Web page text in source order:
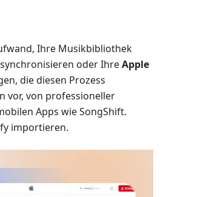
Ihre Musikbibliothek
oder IhreApple
die diesen Prozess
vor, von professioneller
Apps wie SongShift.
importieren.